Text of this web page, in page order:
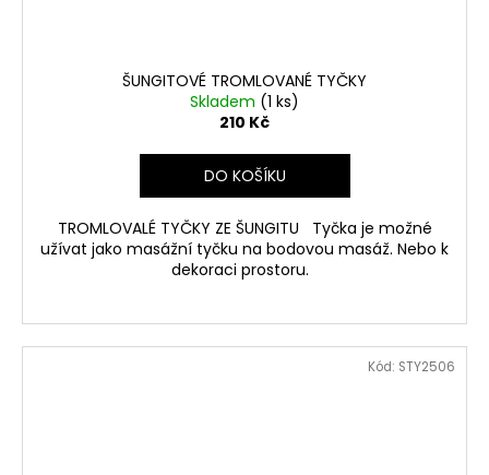
ŠUNGITOVÉ TROMLOVANÉ TYČKY
Skladem (1 ks)
210 Kč
DO KOŠÍKU
TROMLOVALÉ TYČKY ZE ŠUNGITU Tyčka je možné
užívat jako masážní tyčku na bodovou masáž. Nebo k
dekoraci prostoru.
Kód: STY2506